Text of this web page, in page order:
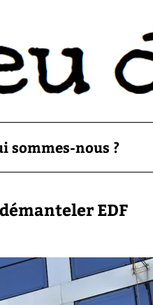
sommes-nous ?
EDF